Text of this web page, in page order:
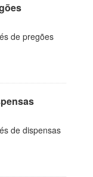
de pregões
de dispensas